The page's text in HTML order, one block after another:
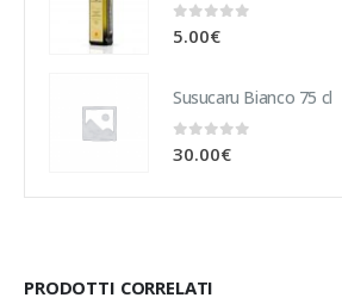
0 Su 5
5.00€
Susucaru Bianco 75 cl
0Su 5
30.00€
PRODOTTI CORRELATI